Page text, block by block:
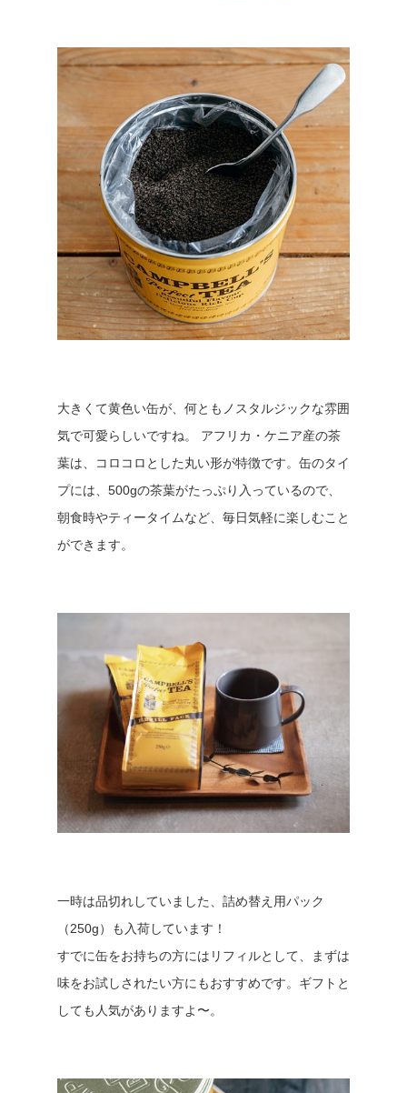
大きくて黄色い缶が、何ともノスタルジックな雰囲
気で可愛らしいですね。 アフリカ・ケニア産の茶
葉は、コロコロとした丸い形が特徴です。缶のタイ
プには、500gの茶葉がたっぷり入っているので、
朝食時やティータイムなど、毎日気軽に楽しむこと
ができます。
一時は品切れしていました、詰め替え用パック
（250g）も入荷しています！
すでに缶をお持ちの方にはリフィルとして、まずは
味をお試しされたい方にもおすすめです。ギフトと
しても人気がありますよ〜。